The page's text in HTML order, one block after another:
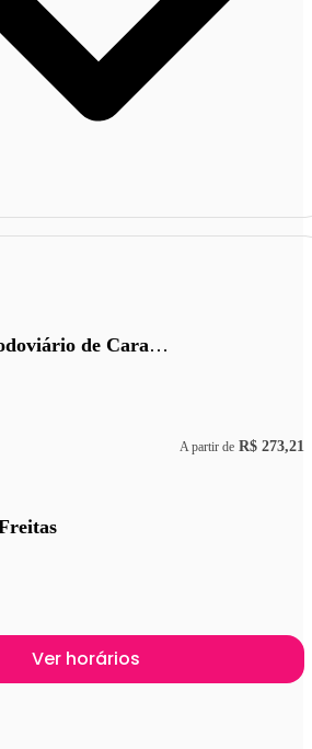
Terminal Rodoviário de Caratinga
A partir de R$ 273,21
Ver horários